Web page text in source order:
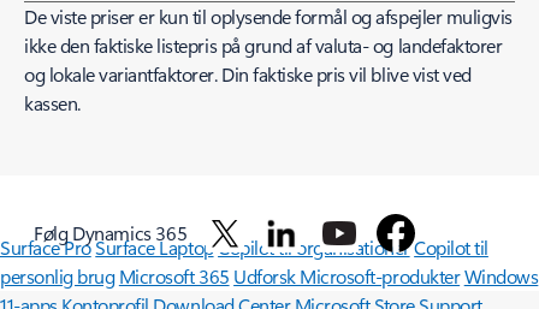
De viste priser er kun til oplysende formål og afspejler muligvis
ikke den faktiske listepris på grund af valuta- og landefaktorer
og lokale variantfaktorer. Din faktiske pris vil blive vist ved
kassen.
Følg Dynamics 365
Surface ProSurface LaptopCopilot til organisationerCopilot til
personlig brug Microsoft 365 Udforsk Microsoft-produkterWindows